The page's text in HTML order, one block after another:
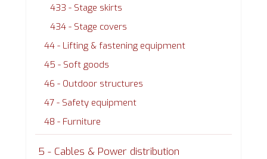
433 - Stage skirts
434 - Stage covers
44 - Lifting & fastening equipment
45 - Soft goods
46 - Outdoor structures
47 - Safety equipment
48 - Furniture
5 - Cables & Power distribution